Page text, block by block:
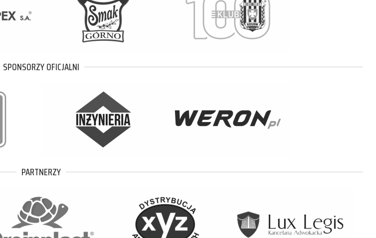
SPONSORZY OFICJALNI
PARTNERZY